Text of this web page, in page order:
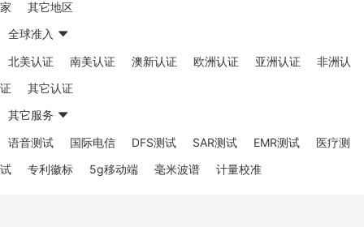
家
其它地区
全球准入
北美认证
南美认证 澳新认证 欧洲认证 亚洲认证
非洲认
证
其它认证
其它服务
语音测试
国际电信 DFS测试 SAR测试 EMR测试
医疗测
试
专利徽标 5g移动端 毫米波谱 计量校准